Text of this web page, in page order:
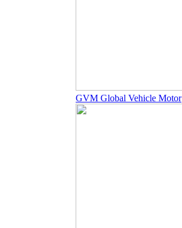
GVM Global Vehicle Motor